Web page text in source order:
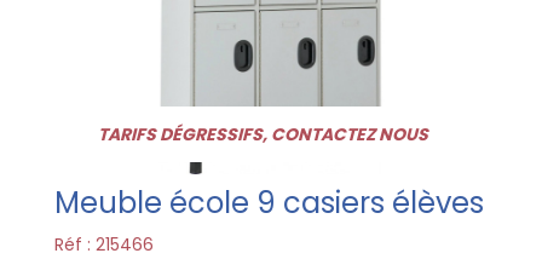
TARIFS DÉGRESSIFS, CONTACTEZ NOUS
Meuble école 9 casiers élèves
Réf : 215466